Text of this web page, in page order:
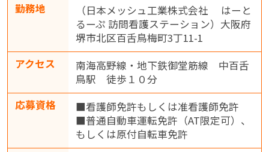
勤務地
（日本メッシュ工業株式会社 はーと
るーぷ 訪問看護ステーション）大阪府
堺市北区百舌鳥梅町3丁11-1
アクセス
南海高野線・地下鉄御堂筋線 中百舌
鳥駅 徒歩１０分
応募資格
■看護師免許もしくは准看護師免許
■普通自動車運転免許（AT限定可）、
もしくは原付自転車免許